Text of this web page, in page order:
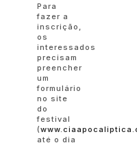
Para
fazer a
inscrição,
os
interessados
precisam
preencher
um
formulário
no site
do
festival
(
até o dia